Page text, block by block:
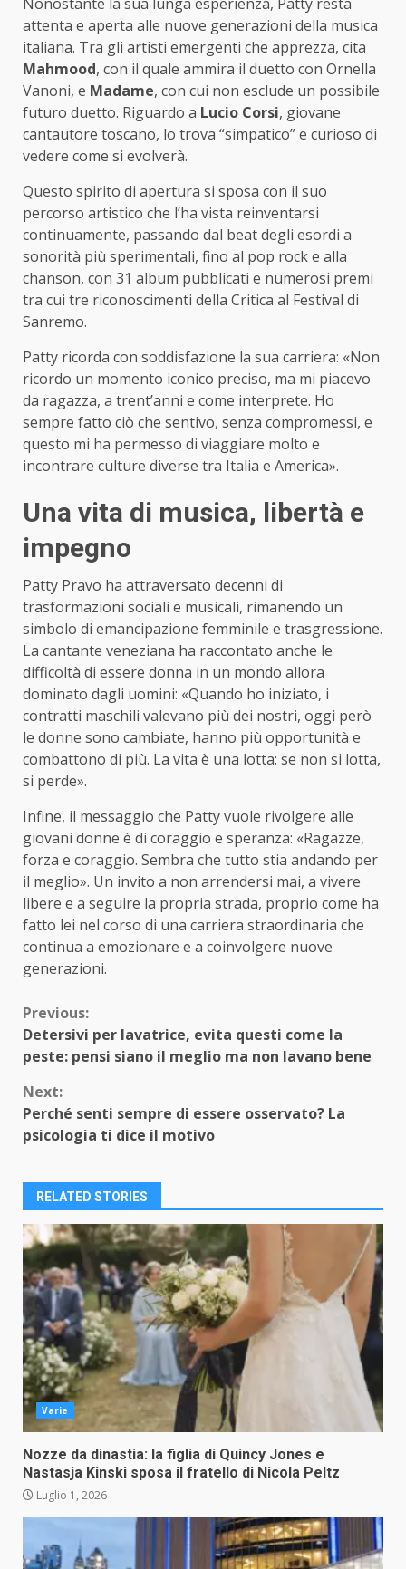
attenta e aperta alle nuove generazioni della musica
italiana. Tra gli artisti emergenti che apprezza, cita
Mahmood, con il quale ammira il duetto con Ornella
Vanoni, e Madame, con cui non esclude un possibile
futuro duetto. Riguardo a Lucio Corsi, giovane
cantautore toscano, lo trova “simpatico” e curioso di
vedere come si evolverà.
Questo spirito di apertura si sposa con il suo
percorso artistico che l’ha vista reinventarsi
continuamente, passando dal beat degli esordi a
sonorità più sperimentali, fino al pop rock e alla
chanson, con 31 album pubblicati e numerosi premi
tra cui tre riconoscimenti della Critica al Festival di
Sanremo.
Patty ricorda con soddisfazione la sua carriera: «Non
ricordo un momento iconico preciso, ma mi piacevo
da ragazza, a trent’anni e come interprete. Ho
sempre fatto ciò che sentivo, senza compromessi, e
questo mi ha permesso di viaggiare molto e
incontrare culture diverse tra Italia e America».
Una vita di musica, libertà e
impegno
Patty Pravo ha attraversato decenni di
trasformazioni sociali e musicali, rimanendo un
simbolo di emancipazione femminile e trasgressione.
La cantante veneziana ha raccontato anche le
difficoltà di essere donna in un mondo allora
dominato dagli uomini: «Quando ho iniziato, i
contratti maschili valevano più dei nostri, oggi però
le donne sono cambiate, hanno più opportunità e
combattono di più. La vita è una lotta: se non si lotta,
si perde».
Infine, il messaggio che Patty vuole rivolgere alle
giovani donne è di coraggio e speranza: «Ragazze,
forza e coraggio. Sembra che tutto stia andando per
il meglio». Un invito a non arrendersi mai, a vivere
libere e a seguire la propria strada, proprio come ha
fatto lei nel corso di una carriera straordinaria che
continua a emozionare e a coinvolgere nuove
generazioni.
Continue
Reading
Previous:
Detersivi per lavatrice, evita questi come la
peste: pensi siano il meglio ma non lavano bene
Next:
Perché senti sempre di essere osservato? La
psicologia ti dice il motivo
RELATED STORIES
Varie
Nozze da dinastia: la figlia di Quincy Jones e
Nastasja Kinski sposa il fratello di Nicola Peltz
Luglio 1, 2026